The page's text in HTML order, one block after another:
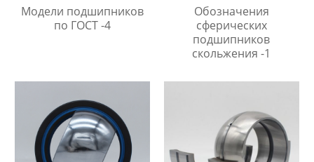
Модели подшипников
по ГОСТ -4
Обозначения
сферических
подшипников
скольжения -1